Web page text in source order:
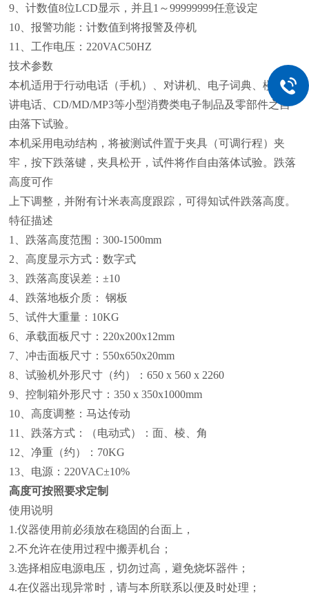
9、计数值8位LCD显示，并且1～99999999任意设定
10、报警功能：计数值到将报警及停机
11、工作电压：220VAC50HZ
技术参数
本机适用于行动电话（手机）、对讲机、电子词典、楼寓对
讲电话、CD/MD/MP3等小型消费类电子制品及零部件之自
由落下试验。
本机采用电动结构，将被测试件置于夹具（可调行程）夹
牢，按下跌落键，夹具松开，试件将作自由落体试验。跌落
高度可作
上下调整，并附有计米表高度跟踪，可得知试件跌落高度。
特征描述
1
、跌落高度范围：300-1500mm
2 、高度显示方式：数字式
3 、跌落高度误差：±10
4 、跌落地板介质： 钢板
5 、试件大重量：10KG
6 、承载面板尺寸：220x200x12mm
7 、冲击面板尺寸：550x650x20mm
8 、试验机外形尺寸（约）：650 x 560 x 2260
9 、控制箱外形尺寸：350 x 350x1000mm
10 、高度调整：马达传动
11
、跌落方式：（电动式）：面、棱、角
12 、净重（约）：70KG
13 、电源：220VAC±10%
高度可按照要求定制
使用说明
1.仪器使用前必须放在稳固的台面上，
2.不允许在使用过程中搬弄机台；
3.选择相应电源电压，切勿过高，避免烧坏器件；
4.在仪器出现异常时，请与本所联系以便及时处理；